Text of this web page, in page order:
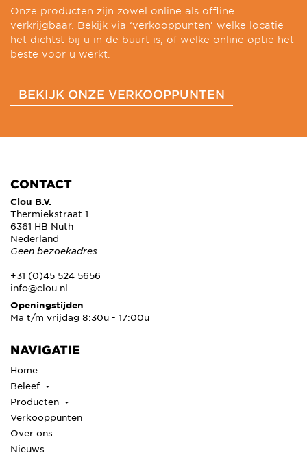
Onze producten zijn zowel online als offline
verkrijgbaar. Bekijk via ‘verkooppunten’ welke locatie
het dichtst bij u in de buurt is, of welke online optie het
beste voor u werkt.
BEKIJK ONZE VERKOOPPUNTEN
CONTACT
Clou B.V.
Thermiekstraat 1
6361 HB Nuth
Nederland
Geen bezoekadres
+31 (0)45 524 5656
info@clou.nl
Openingstijden
Ma t/m vrijdag 8:30u - 17:00u
NAVIGATIE
Home
Beleef
Producten
Verkooppunten
Over ons
Nieuws